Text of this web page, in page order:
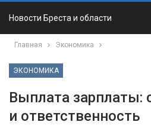
Новости Бреста и области
Главная Экономика
ЭКОНОМИКА
Выплата зарплаты:
и ответственность